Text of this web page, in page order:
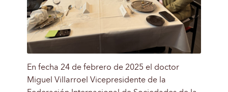
En fecha 24 de febrero de 2025 el doctor
Miguel Villarroel Vicepresidente de la